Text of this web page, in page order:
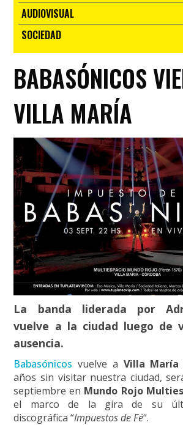
AUDIOVISUAL
SOCIEDAD
BABASÓNICOS
VILLA MARÍA
La banda liderada por
vuelve a la ciudad luego de
ausencia.
Babasónicos vuelve a Villa María
años sin visitar nuestra ciudad,
septiembre en Mundo Rojo
el marco de la gira de su
discográfica “Impuestos de Fé“.